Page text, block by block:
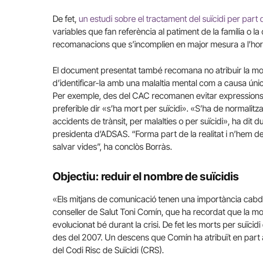
De fet, un estudi sobre el tractament del suïcidi per part
variables que fan referència al patiment de la família o
recomanacions que s’incomplien en major mesura a
El document presentat també recomana no atribuir la
d’identificar-la amb una malaltia mental com a causa
Per exemple, des del CAC recomanen evitar
preferible dir «s’ha mort per suïcidi». «S’ha de
accidents de trànsit, per malalties o per suïcidi», ha dit
presidenta d’ADSAS. “Forma part de la realitat i n’hem
salvar vides”, ha conclòs Borràs.
Objectiu: reduir el nombre de suïcidis
«Els mitjans de comunicació tenen una importància
conseller de Salut Toni Comín, que ha recordat que la
evolucionat bé durant la crisi. De fet les morts per
des del 2007. Un descens que Comín ha atribuït en part
del Codi Risc de Suïcidi (CRS).